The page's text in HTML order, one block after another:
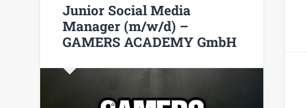
Junior Social Media
Manager (m/w/d) –
GAMERS ACADEMY GmbH